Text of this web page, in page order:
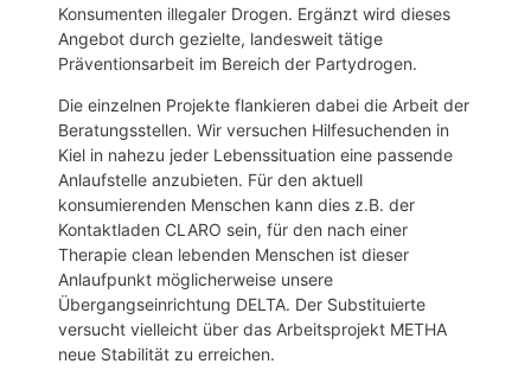
Konsumenten illegaler Drogen. Ergänzt wird dieses
Angebot durch gezielte, landesweit tätige
Präventionsarbeit im Bereich der Partydrogen.
Die einzelnen Projekte flankieren dabei die Arbeit der
Beratungsstellen. Wir versuchen Hilfesuchenden in
Kiel in nahezu jeder Lebenssituation eine passende
Anlaufstelle anzubieten. Für den aktuell
konsumierenden Menschen kann dies z.B. der
Kontaktladen CLARO sein, für den nach einer
Therapie clean lebenden Menschen ist dieser
Anlaufpunkt möglicherweise unsere
Übergangseinrichtung DELTA. Der Substituierte
versucht vielleicht über das Arbeitsprojekt METHA
neue Stabilität zu erreichen.